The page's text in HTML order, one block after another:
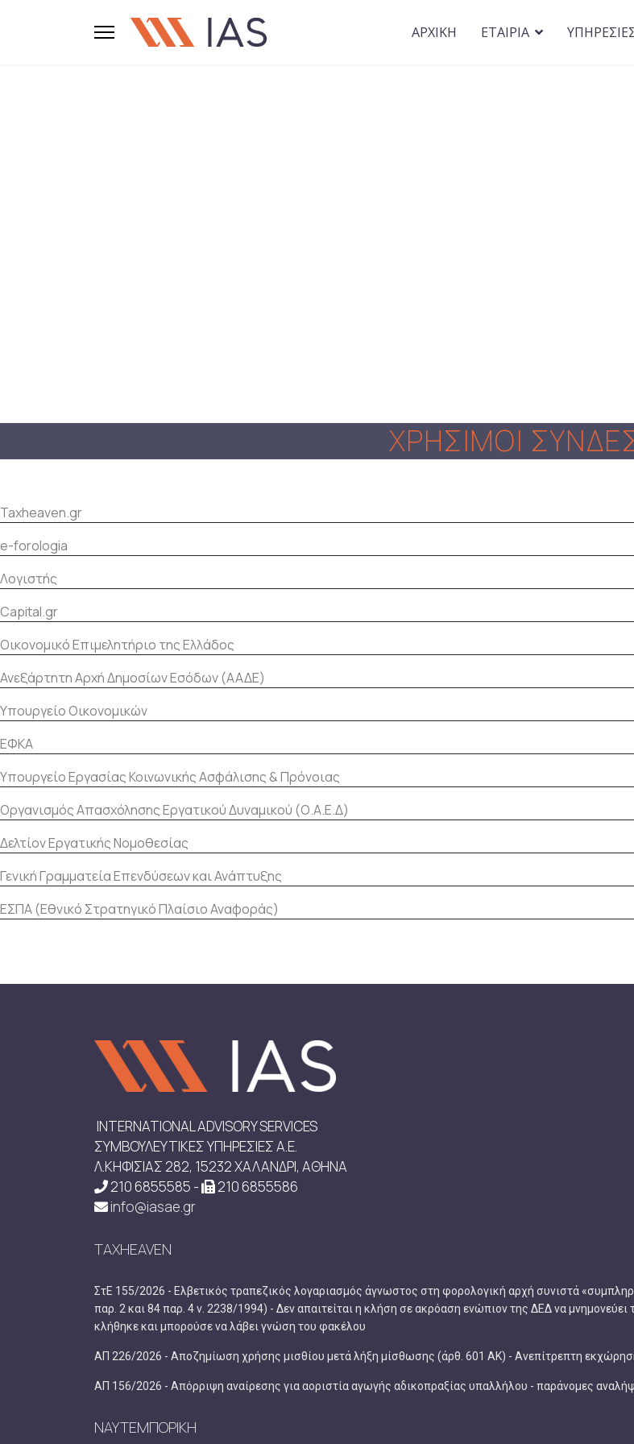
ΑΡΧΙΚΗ ΕΤΑΙΡΙΑ
ΧΡΗΣΙΜΟΙ
Taxheaven.gr
e-forologia
Λογιστής
Capital.gr
Οικονομικό Eπιμελητήριο της Ελλάδος
Ανεξάρτητη Αρχή Δημοσίων Εσόδων (ΑΑΔΕ)
Υπουργείο Οικονομικών
ΕΦΚΑ
Υπουργείο Εργασίας Κοινωνικής Ασφάλισης & Πρόνοιας
Οργανισμός Απασχόλησης Εργατικού Δυναμικού (Ο.Α.Ε.Δ)
Δελτίον Εργατικής Νομοθεσίας
Γενική Γραμματεία Επενδύσεων και Ανάπτυξης
ΕΣΠΑ (Εθνικό Στρατηγικό Πλαίσιο Αναφοράς)
INTERNATIONAL ADVISORY SERVICES
ΣΥΜΒΟΥΛΕΥΤΙΚΕΣ ΥΠΗΡΕΣΙΕΣ Α.Ε.
Λ.ΚΗΦΙΣΙΑΣ 282, 15232 ΧΑΛΑΝΔΡΙ, ΑΘΗΝΑ
210 6855585 -
210 6855586
info@iasae.gr
TAXHEAVEN
ΣτΕ 155/2026 - Ελβετικός τραπεζικός λογαριασμός άγνωστος στη φορολογική αρχή συνιστά
παρ. 2 και 84 παρ. 4 ν. 2238/1994) - Δεν απαιτείται η κλήση σε ακρόαση ενώπιον της ΔΕΔ να
κλήθηκε και μπορούσε να λάβει γνώση του φακέλου
ΑΠ 226/2026 - Αποζημίωση χρήσης μισθίου μετά λήξη μίσθωσης (άρθ. 601 ΑΚ) - Ανεπίτρεπτη
ΑΠ 156/2026 - Απόρριψη αναίρεσης για αοριστία αγωγής αδικοπραξίας υπαλλήλου - παράνομες
ΝΑΥΤΕΜΠΟΡΙΚΗ